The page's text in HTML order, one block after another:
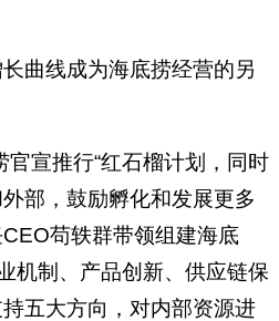
曲线成为海底捞经营的另
宣推行“红石榴计划，同时
部，鼓励孵化和发展更多
苟轶群带领组建海底
机制、产品创新、供应链保
五大方向，对内部资源进